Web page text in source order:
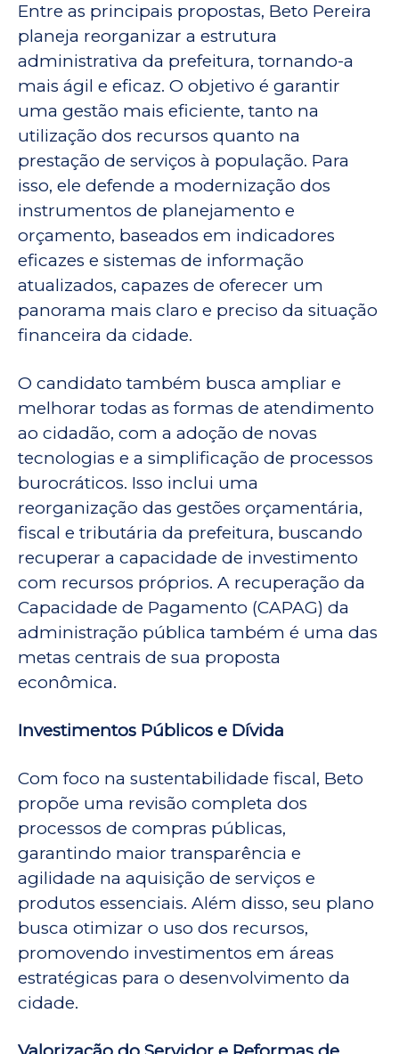
Entre as principais propostas, Beto Pereira
planeja reorganizar a estrutura
administrativa da prefeitura, tornando-a
mais ágil e eficaz. O objetivo é garantir
uma gestão mais eficiente, tanto na
utilização dos recursos quanto na
prestação de serviços à população. Para
isso, ele defende a modernização dos
instrumentos de planejamento e
orçamento, baseados em indicadores
eficazes e sistemas de informação
atualizados, capazes de oferecer um
panorama mais claro e preciso da situação
financeira da cidade.
O candidato também busca ampliar e
melhorar todas as formas de atendimento
ao cidadão, com a adoção de novas
tecnologias e a simplificação de processos
burocráticos. Isso inclui uma
reorganização das gestões orçamentária,
fiscal e tributária da prefeitura, buscando
recuperar a capacidade de investimento
com recursos próprios. A recuperação da
Capacidade de Pagamento (CAPAG) da
administração pública também é uma das
metas centrais de sua proposta
econômica.
Investimentos Públicos e Dívida
Com foco na sustentabilidade fiscal, Beto
propõe uma revisão completa dos
processos de compras públicas,
garantindo maior transparência e
agilidade na aquisição de serviços e
produtos essenciais. Além disso, seu plano
busca otimizar o uso dos recursos,
promovendo investimentos em áreas
estratégicas para o desenvolvimento da
cidade.